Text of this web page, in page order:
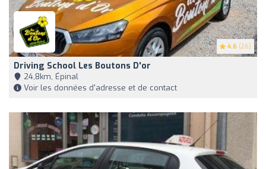
4.6 (26)
Driving School Les Boutons D'or
24,8km, Épinal
Voir les données d'adresse et de contact